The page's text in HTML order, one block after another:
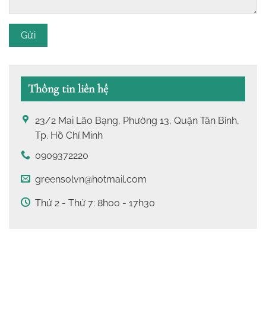
Gửi
Thông tin liên hệ
23/2 Mai Lão Bạng, Phường 13, Quận Tân Bình,
Tp. Hồ Chí Minh
0909372220
greensolvn@hotmail.com
Thứ 2 - Thứ 7: 8h00 - 17h30